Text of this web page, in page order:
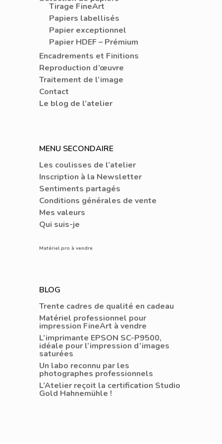
Tirage FineArt
Papiers labellisés
Papier exceptionnel
Papier HDEF – Prémium
Encadrements et Finitions
Reproduction d’œuvre
Traitement de l’image
Contact
Le blog de l’atelier
MENU SECONDAIRE
Les coulisses de l’atelier
Inscription à la Newsletter
Sentiments partagés
Conditions générales de vente
Mes valeurs
Qui suis-je
Matériel pro à vendre
BLOG
Trente cadres de qualité en cadeau
Matériel professionnel pour
impression FineArt à vendre
L’imprimante EPSON SC-P9500,
idéale pour l’impression d’images
saturées
Un labo reconnu par les
photographes professionnels
L’Atelier reçoit la certification Studio
Gold Hahnemühle !
Contact